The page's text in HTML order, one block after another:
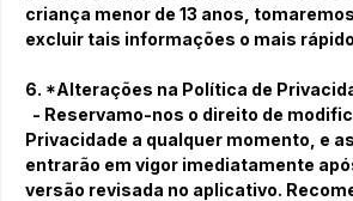
criança menor de 13 anos,
excluir tais informações o mais
6. *Alterações na Política de
- Reservamo-nos o direito de
Privacidade a qualquer momento, e
entrarão em vigor imediatamente
versão revisada no aplicativo.